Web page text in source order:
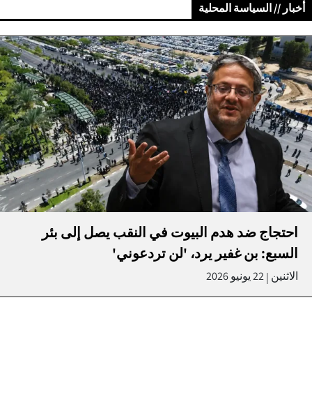
أخبار // السياسة المحلية
احتجاج ضد هدم البيوت في النقب يصل إلى بئر
السبع: بن غفير يرد، 'لن تردعوني'
الاثنين |22 يونيو 2026